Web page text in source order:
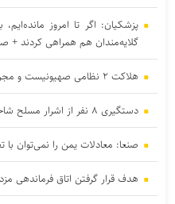
پزشکیان: اگر تا امروز
گلایه‌مندان هم همراهی کردند +
هلاکت ۲ نظامی صهیونیست و مجروحیت ۴ تن دیگر در جنوب لبنان
دستگیری ۸ نفر از اشرار مسلح شاخص و مرتبطین گروهک‌های تروریستی
صنعا: معادلات یمن را نمی‌توان
هدف قرار گرفتن اتاق‌ فرماندهی